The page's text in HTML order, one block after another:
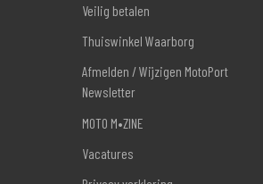
Veilig betalen
Thuiswinkel Waarborg
Afmelden / Wijzigen MotoPort
Newsletter
MOTO M•ZINE
Vacatures